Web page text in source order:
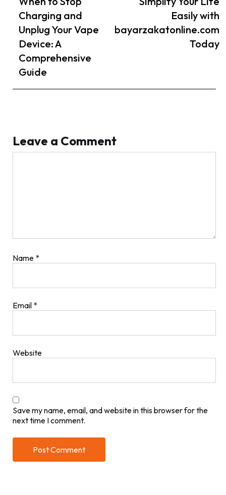
Charging and
Unplug Your Vape
Device: A
Comprehensive
Guide
Easily with
bayarzakatonline.com
Today
Leave a Comment
Name *
Email *
Website
Save my name, email, and website in this browser for the
next time I comment.